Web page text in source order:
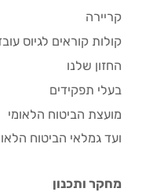
קריירה
קולות קוראים לגיוס
החזון שלנו
בעלי תפקידים
מועצת הביטוח הלאומי
ועד גמלאי הביטוח הלאומי
מחקר ותכנון